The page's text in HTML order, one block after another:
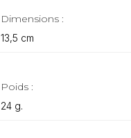
Dimensions :
13,5 cm
Poids :
24 g.